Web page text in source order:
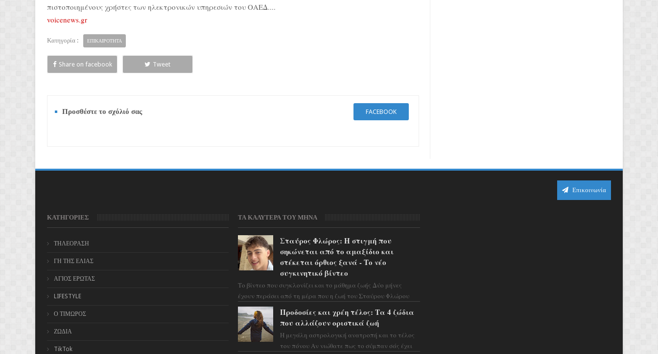
πιστοποιημένους χρήστες των ηλεκτρονικών υπηρεσιών του ΟΑΕΔ....
voicenews.gr
Κατηγορία : ΕΠΙΚΑΙΡΟΤΗΤΑ
Share on facebook Tweet
Προσθέστε το σχόλιό σας FACEBOOK
Επικοινωνία
ΚΑΤΗΓΟΡΙΕΣ
ΤΗΛΕΟΡΑΣΗ
ΓΗ ΤΗΣ ΕΛΙΑΣ
ΑΓΙΟΣ ΕΡΩΤΑΣ
LIFESTYLE
Ο ΤΙΜΩΡΟΣ
ΖΩΔΙΑ
TikTok
ΤΑ ΚΑΛΥΤΕΡΑ ΤΟΥ ΜΗΝΑ
Σταύρος Φλώρος: Η στιγμή που
σηκώνεται από το αμαξίδιο και
στέκεται όρθιος ξανά - Το νέο
συγκινητικό βίντεο
Το βίντεο που συγκλονίζει και το μάθημα ζωής Δύο μήνες
έχουν περάσει από τη μέρα που η ζωή του Σταύρου Φλώρου
άλλαξε για πάντα. Ο πρώην...Προδοσίες και χρέη τέλος: Τα 4 ζώδια
που αλλάζουν οριστικά ζωή
Η μεγάλη αστρολογική ανατροπή και το τέλος
του πόνου Αν νιώθατε πως το σύμπαν σάς έχει